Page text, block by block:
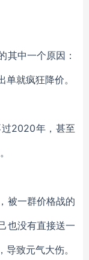
其中一个原因：
单就疯狂降价。
2020年，甚至
被一群价格战的
也没有直接送一
致元气大伤。